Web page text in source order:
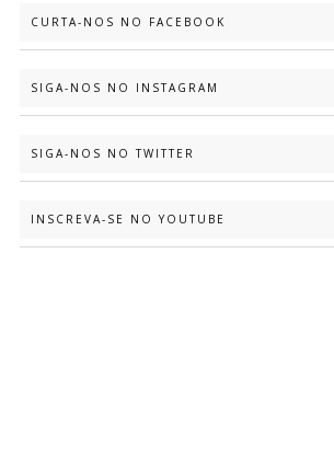
CURTA-NOS NO FACEBOOK
SIGA-NOS NO INSTAGRAM
SIGA-NOS NO TWITTER
INSCREVA-SE NO YOUTUBE